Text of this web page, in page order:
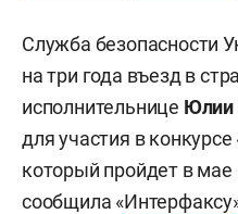
Служба безопасности
на три года въезд в
исполнительнице Юлии
для участия в
который пройдет в
сообщила «Интерфаксу